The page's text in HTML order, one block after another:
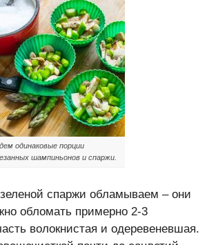
одинаковые порции
шампиньонов и спаржи.
спаржи обламываем – они
обломать примерно 2-3
волокнистая и одеревеневшая.